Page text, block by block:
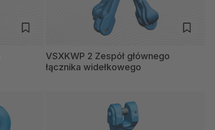
VSXKWP 2 Zespół głównego
łącznika widełkowego